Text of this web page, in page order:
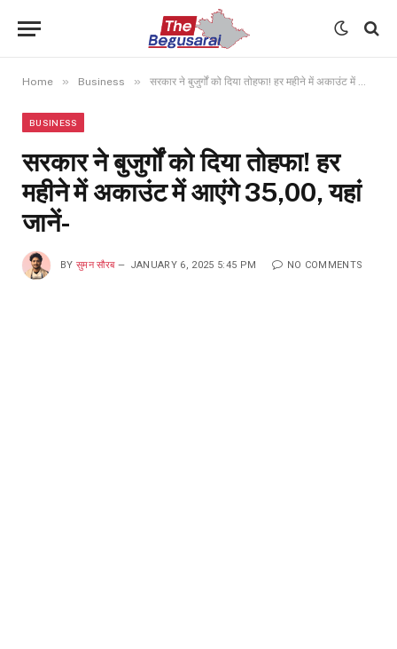
Home » Business » सरकार ने बुजुर्गों को दिया तोहफा! हर महीने में अकाउंट में आएंगे ₹35,00, यहां जानें-
BUSINESS
सरकार ने बुजुर्गों को दिया तोहफा! हर
महीने में अकाउंट में आएंगे ₹35,00, यहां
जानें-
BY सुमन सौरब JANUARY 6, 2025 5:45 PM NO COMMENTS